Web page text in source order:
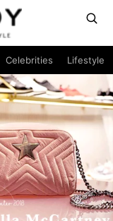
Celebrities Lifestyle